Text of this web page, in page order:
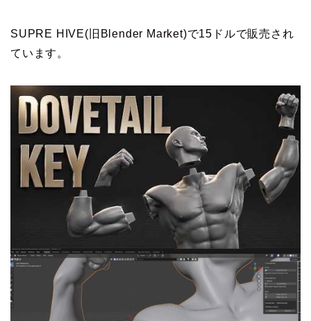
SUPRE HIVE(旧Blender Market)で15ドルで販売され
ています。